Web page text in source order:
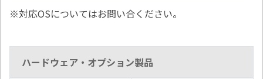
※対応OSについてはお問い合ください。
ハードウェア・オプション製品